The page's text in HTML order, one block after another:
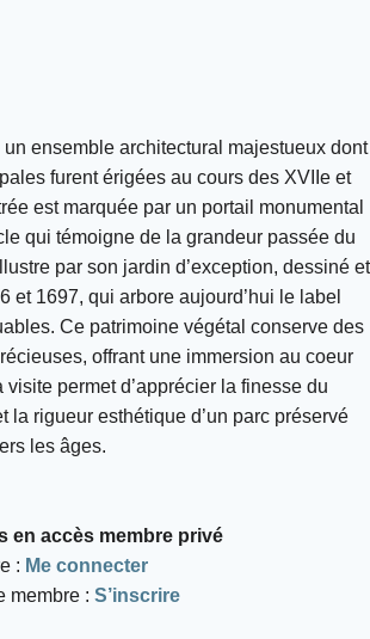
ensemble architectural majestueux dont
furent érigées au cours des XVIIe et
est marquée par un portail monumental
qui témoigne de la grandeur passée du
par son jardin d’exception, dessiné et
et 1697, qui arbore aujourd’hui le label
Ce patrimoine végétal conserve des
offrant une immersion au coeur
permet d’apprécier la finesse du
la rigueur esthétique d’un parc préservé
les âges.
en accès membre privé
: Me connecter
membre : S’inscrire